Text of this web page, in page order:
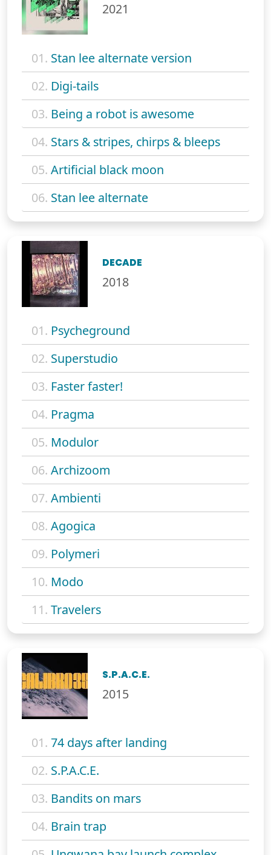
2021
01. Stan lee alternate version
02. Digi-tails
03. Being a robot is awesome
04. Stars & stripes, chirps & bleeps
05. Artificial black moon
06. Stan lee alternate
DECADE
2018
01. Psycheground
02. Superstudio
03. Faster faster!
04. Pragma
05. Modulor
06. Archizoom
07. Ambienti
08. Agogica
09. Polymeri
10. Modo
11. Travelers
S.P.A.C.E.
2015
01. 74 days after landing
02. S.P.A.C.E.
03. Bandits on mars
04. Brain trap